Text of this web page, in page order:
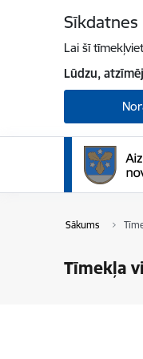
Sīkdatnes
Lai šī
Lūdzu,
Sākums
Tīmekļa